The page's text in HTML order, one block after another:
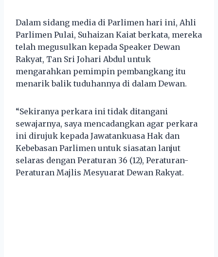
Dalam sidang media di Parlimen hari ini, Ahli
Parlimen Pulai, Suhaizan Kaiat berkata, mereka
telah megusulkan kepada Speaker Dewan
Rakyat, Tan Sri Johari Abdul untuk
mengarahkan pemimpin pembangkang itu
menarik balik tuduhannya di dalam Dewan.
“Sekiranya perkara ini tidak ditangani
sewajarnya, saya mencadangkan agar perkara
ini dirujuk kepada Jawatankuasa Hak dan
Kebebasan Parlimen untuk siasatan lanjut
selaras dengan Peraturan 36 (12), Peraturan-
Peraturan Majlis Mesyuarat Dewan Rakyat.